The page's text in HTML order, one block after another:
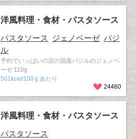
洋風料理・食材・パスタソース
パスタソース ジェノベーゼ バジ
ル
予約でいっぱいの店の国産バジルのジェノベ
ーゼ 110g
501kcal/100ｇあたり
24460
洋風料理・食材・パスタソース
パスタソース